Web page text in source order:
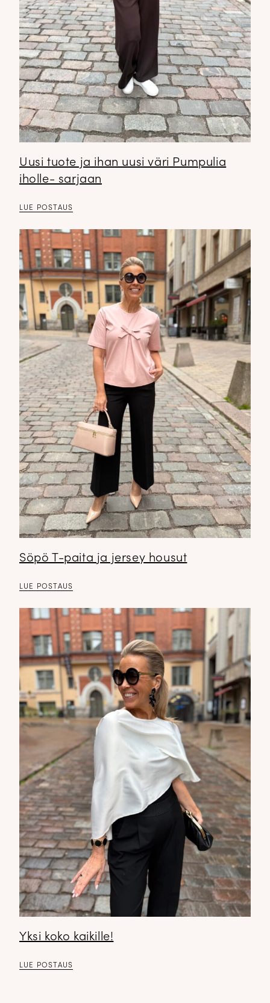
Uusi tuote ja ihan uusi väri Pumpulia
iholle- sarjaan
LUE POSTAUS
Söpö T-paita ja jersey housut
LUE POSTAUS
Yksi koko kaikille!
LUE POSTAUS